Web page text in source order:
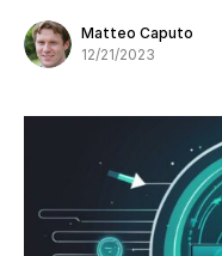
Matteo Caputo
12/21/2023